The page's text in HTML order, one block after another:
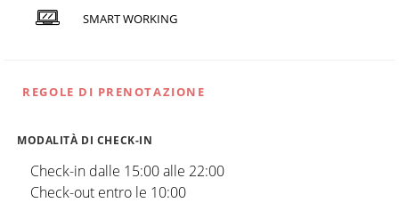
SMART WORKING
REGOLE DI PRENOTAZIONE
MODALITÀ DI CHECK-IN
Check-in dalle 15:00 alle 22:00
Check-out entro le 10:00